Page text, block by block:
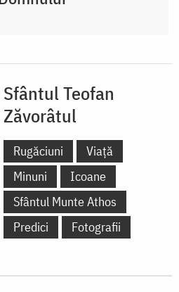
Sfântul Teofan
Zăvorâtul
Rugăciuni
Viață
Minuni
Icoane
Sfântul Munte Athos
Predici
Fotografii